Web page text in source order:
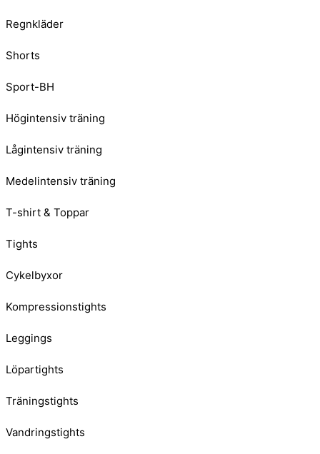
Regnkläder
Shorts
Sport-BH
Högintensiv träning
Lågintensiv träning
Medelintensiv träning
T-shirt & Toppar
Tights
Cykelbyxor
Kompressionstights
Leggings
Löpartights
Träningstights
Vandringstights